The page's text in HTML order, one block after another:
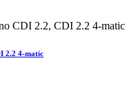
2.2 4-matic